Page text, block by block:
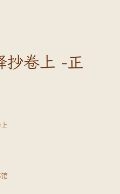
抄卷上 -正